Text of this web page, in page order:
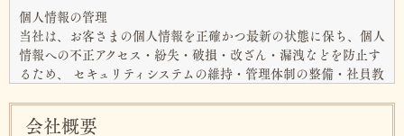
個人情報の管理
当社は、お客さまの個人情報を正確かつ最新の状態に保ち、個人
情報への不正アクセス・紛失・破損・改ざん・漏洩などを防止す
るため、 セキュリティシステムの維持・管理体制の整備・社員教
会社概要